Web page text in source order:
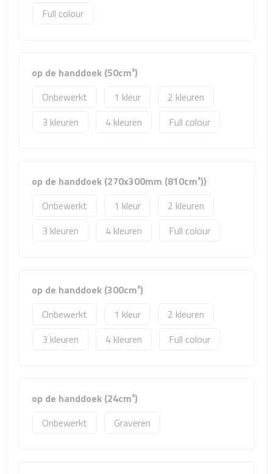
Opbergtasjes
Bagageweegschalen
Reisstekkers
Reissetjes
Auto Accessoires
Auto luchtverfrissers
Full colour
op de handdoek (50cm²)
Onbewerkt
1
2
3
4 Full colour
op de handdoek (270x300mm (810cm²))
Onbewerkt
1
2
3
4 Full colour
op de handdoek (300cm²)
Onbewerkt
1
2
3
4 Full colour
op de handdoek (24cm²)
Onbewerkt
Graveren